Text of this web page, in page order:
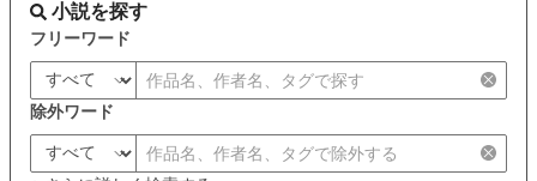
小説を探す
フリーワード
除外ワード